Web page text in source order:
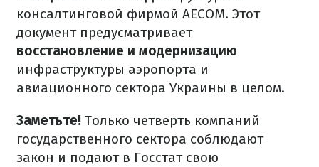
консалтинговой фирмой AECOM. Этот
документ предусматривает
восстановление и модернизацию
инфраструктуры аэропорта и
авиационного сектора Украины в целом.
Заметьте! Только четверть компаний
государственного сектора соблюдают
закон и подают в Госстат свою